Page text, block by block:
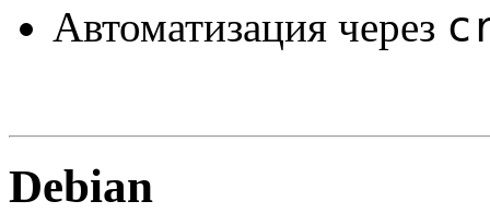
Автоматизация через
Debian